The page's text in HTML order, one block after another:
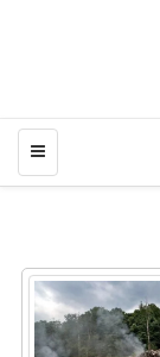
منو